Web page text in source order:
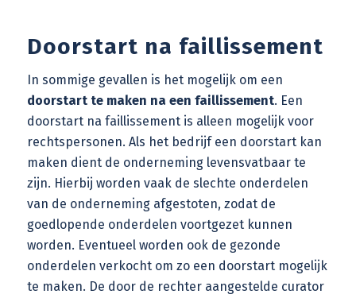
Doorstart na faillissement
In sommige gevallen is het mogelijk om een
doorstart te maken na een faillissement. Een
doorstart na faillissement is alleen mogelijk voor
rechtspersonen. Als het bedrijf een doorstart kan
maken dient de onderneming levensvatbaar te
zijn. Hierbij worden vaak de slechte onderdelen
van de onderneming afgestoten, zodat de
goedlopende onderdelen voortgezet kunnen
worden. Eventueel worden ook de gezonde
onderdelen verkocht om zo een doorstart mogelijk
te maken. De door de rechter aangestelde curator